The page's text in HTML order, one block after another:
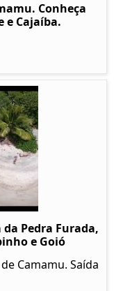
Conheça
e Cajaíba.
Pedra Furada,
e Goió
Camamu. Saída